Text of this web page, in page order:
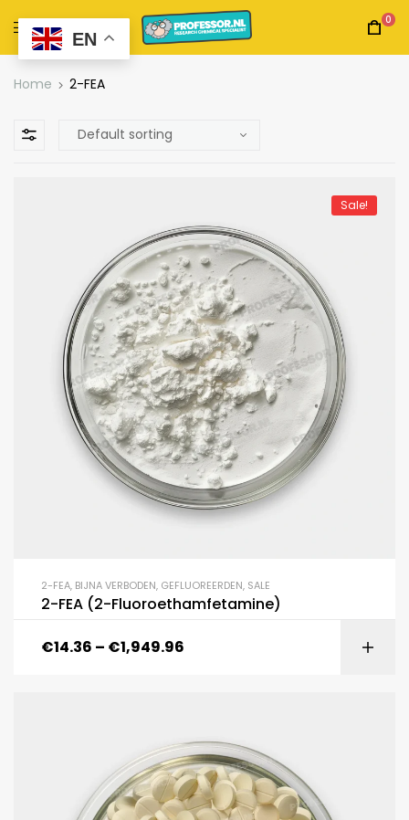
0
Home 2-FEA
Sale!
2-FEA, BIJNA VERBODEN, GEFLUOREERDEN, SALE
2-FEA (2-Fluoroethamfetamine)
€14.36 – €1,949.96
EN